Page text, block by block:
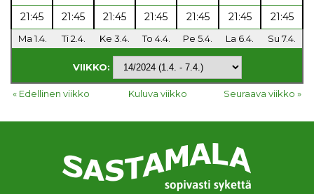
21:45
21:45 21:45 21:45 21:45 21:45 21:45
Ma 1.4. Ti 2.4. Ke 3.4. To 4.4. Pe 5.4. La 6.4. Su 7.4.
VIIKKO:
« Edellinen viikko Kuluva viikko Seuraava viikko »